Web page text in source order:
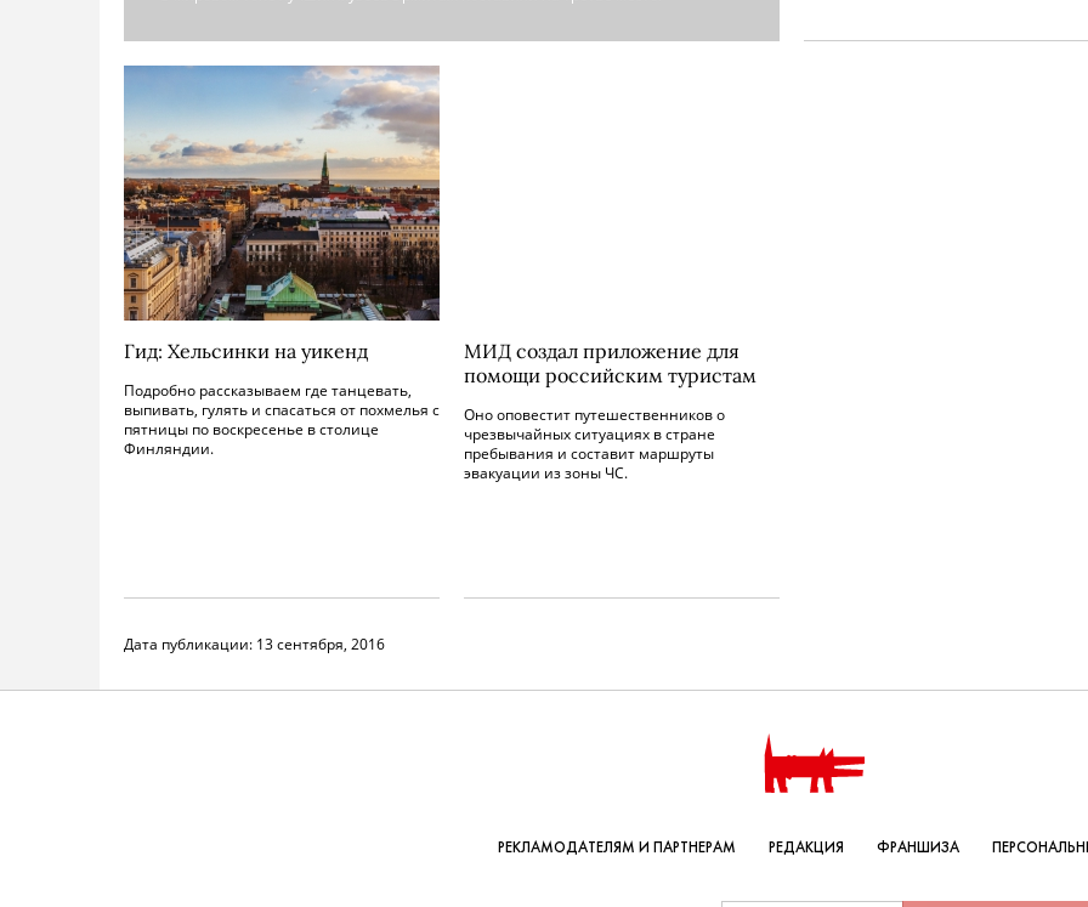
Гид: Хельсинки на уикенд
Подробно рассказываем где танцевать,
выпивать, гулять и спасаться от похмелья с
пятницы по воскресенье в столице
Финляндии.
МИД создал приложение для
помощи российским туристам
Оно оповестит путешественников о
чрезвычайных ситуациях в стране
пребывания и составит маршруты
эвакуации из зоны ЧС.
Дата публикации: 13 сентября, 2016
РЕКЛАМОДАТЕЛЯМ И ПАРТНЕРАМ РЕДАКЦИЯ ФРАНШИЗА